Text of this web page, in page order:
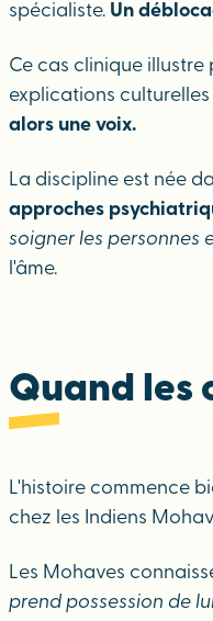
spécialiste. Un
Ce cas clinique
explications
alors une voix.
La discipline est née
approches
soigner les personnes
l'âme.
Quand les
L'histoire commence
chez les Indiens
Les Mohaves
prend possession de